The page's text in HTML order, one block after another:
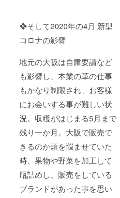
❖そして2020年の4月 新型
コロナの影響
地元の大阪は自粛要請など
も影響し、本業の革の仕事
もかなり制限され、お客様
にお会いする事が難しい状
況。収穫がはじまる5月まで
残り一か月。大阪で販売で
きるのか頭を悩ませていた
時、果物や野菜を加工して
瓶詰めし、販売をしている
ブランドがあった事を思い